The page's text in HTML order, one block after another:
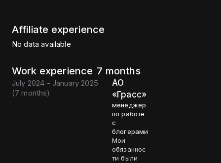
Affiliate experience
No data available
Work experience 7 months
July 2024 - January 2025
(7 months)
АО
«Грасс»
менеджер
по работе
с
блогерами
Мои
обязаннос
ти были